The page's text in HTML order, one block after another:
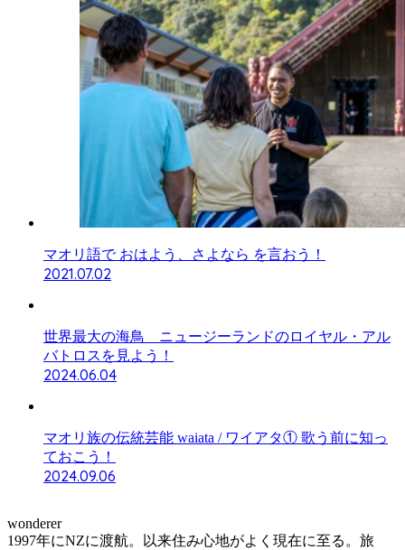
マオリ語で おはよう、さよなら を言おう！
2021.07.02
世界最大の海鳥 ニュージーランドのロイヤル・アル
バトロスを見よう！
2024.06.04
マオリ族の伝統芸能 waiata / ワイアタ① 歌う前に知っ
ておこう！
2024.09.06
wonderer
1997年にNZに渡航。以来住み心地がよく現在に至る。旅